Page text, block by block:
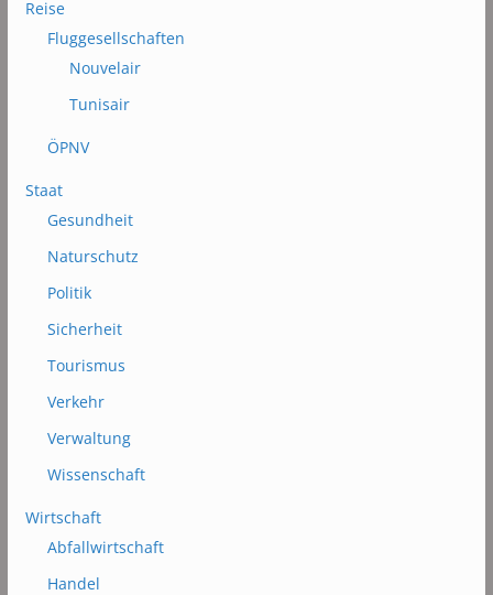
Reise
Fluggesellschaften
Nouvelair
Tunisair
ÖPNV
Staat
Gesundheit
Naturschutz
Politik
Sicherheit
Tourismus
Verkehr
Verwaltung
Wissenschaft
Wirtschaft
Abfallwirtschaft
Handel